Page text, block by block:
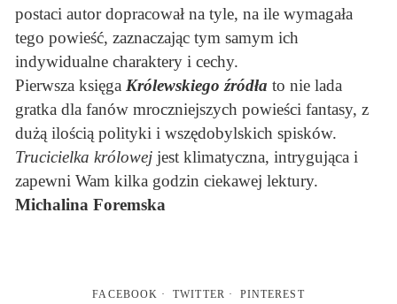
postaci autor dopracował na tyle, na ile wymagała
tego powieść, zaznaczając tym samym ich
indywidualne charaktery i cechy.
Pierwsza księga Królewskiego źródła to nie lada
gratka dla fanów mroczniejszych powieści fantasy, z
dużą ilością polityki i wszędobylskich spisków.
Trucicielka królowejjest klimatyczna, intrygująca i
zapewni Wam kilka godzin ciekawej lektury.
Michalina Foremska
FACEBOOK TWITTER PINTEREST